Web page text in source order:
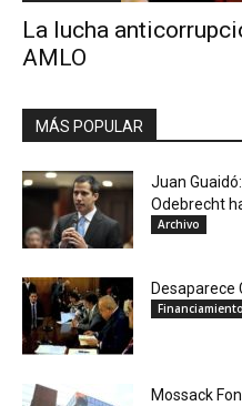
La lucha
AMLO
MÁS POPULAR
Juan
Odebrecht
Archivo
Desaparece
Financiamiento
Mossack